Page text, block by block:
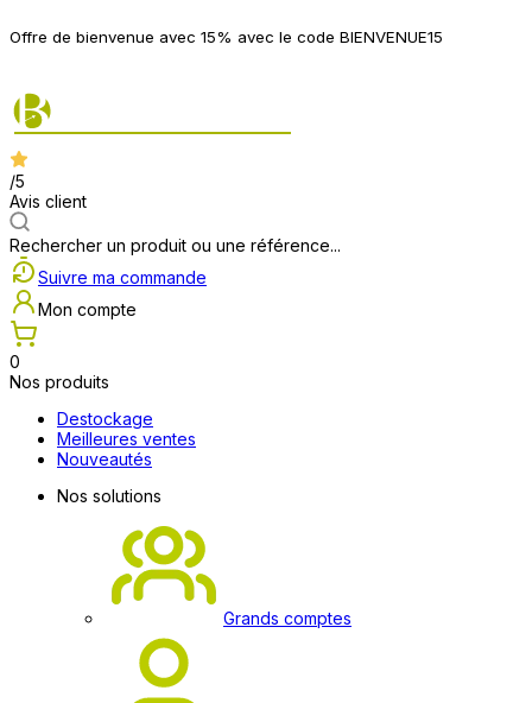
Offre de bienvenue avec 15% avec le code BIENVENUE15
/5
Avis client
Rechercher un produit ou une référence...
Suivre ma commande
Mon compte
0
Nos produits
Destockage
Meilleures ventes
Nouveautés
Nos solutions
Grands comptes